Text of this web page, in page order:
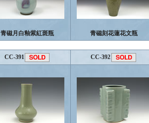
青磁月白釉紫紅斑瓶 青磁刻花蓮花文瓶
CC-391 CC-392